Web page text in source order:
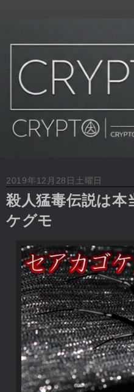
2019年12月28日土曜日
殺人猛毒伝説は
ケグモ